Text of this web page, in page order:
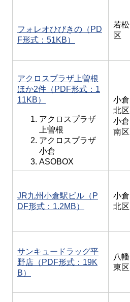
フォレオひびきの（PD
F形式：51KB）
若松
区
アクロスプラザ上曽根
ほか2件（PDF形式：1
11KB）
アクロスプラザ
上曽根
アクロスプラザ
小倉
ASOBOX
小倉
北区
小倉
南区
JR九州小倉駅ビル（P
DF形式：1.2MB）
小倉
北区
サンキュードラッグ平
野店（PDF形式：19K
B）
八幡
東区